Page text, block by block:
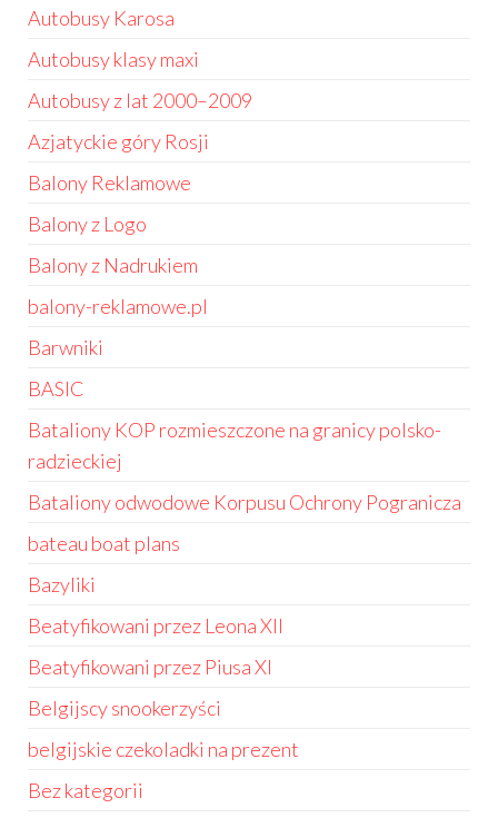
Autobusy Karosa
Autobusy klasy maxi
Autobusy z lat 2000–2009
Azjatyckie góry Rosji
Balony Reklamowe
Balony z Logo
Balony z Nadrukiem
balony-reklamowe.pl
Barwniki
BASIC
Bataliony KOP rozmieszczone na granicy polsko-
radzieckiej
Bataliony odwodowe Korpusu Ochrony Pogranicza
bateau boat plans
Bazyliki
Beatyfikowani przez Leona XII
Beatyfikowani przez Piusa XI
Belgijscy snookerzyści
belgijskie czekoladki na prezent
Bez kategorii